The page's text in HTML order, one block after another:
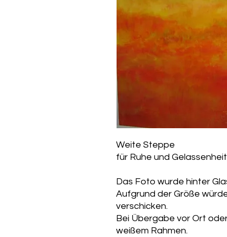
Weite Steppe
für Ruhe und
Das Foto wurde hinter
Aufgrund der Größe
verschicken.
Bei Übergabe vor Ort
weißem Rahmen.